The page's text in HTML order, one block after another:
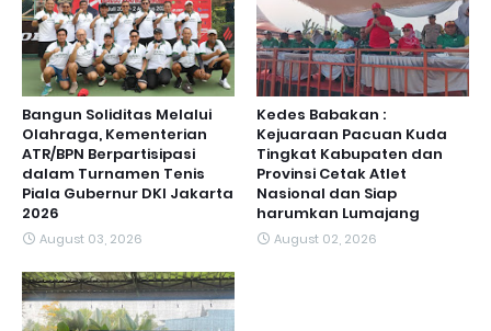
Bangun Soliditas Melalui
Olahraga, Kementerian
ATR/BPN Berpartisipasi
dalam Turnamen Tenis
Piala Gubernur DKI Jakarta
2026
August 03, 2026
Kedes Babakan :
Kejuaraan Pacuan Kuda
Tingkat Kabupaten dan
Provinsi Cetak Atlet
Nasional dan Siap
harumkan Lumajang
August 02, 2026